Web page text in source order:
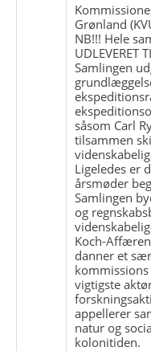
Grønland
NB!!! Hele
UDLEVERET
Samlingen
såsom Carl
tilsammen
Ligeledes er
årsmøder
Samlingen
og
Koch-
danner et
vigtigste
appellerer
natur og
kolonitiden.